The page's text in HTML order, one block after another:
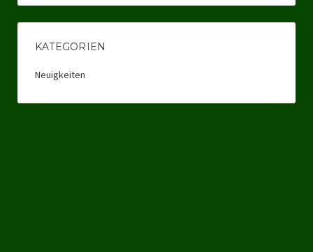
Datenschutzerklärung
KATEGORIEN
Neuigkeiten